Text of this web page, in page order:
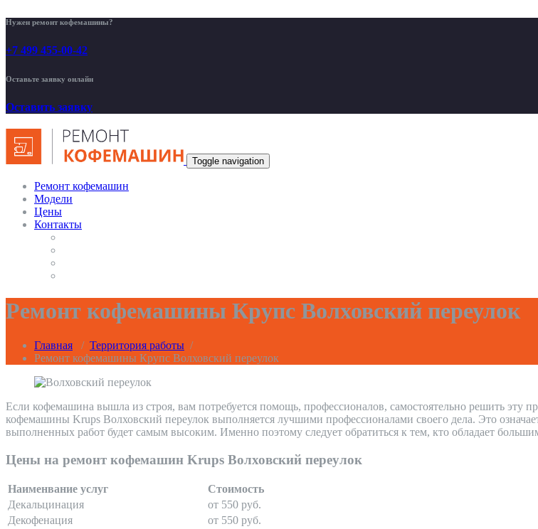
Нужен ремонт кофемашины?
+7 499 455-00-42
Оставьте заявку онлайн
Оставить заявку
Toggle navigation
Ремонт кофемашин
Модели
Цены
Контакты
Ремонт кофемашины Крупс Волховский переулок
Главная / Территория работы /
Ремонт кофемашины Крупс Волховский переулок
Если кофемашина вышла из строя, вам потребуется помощь, профессионалов, самостоятельно решить эту
кофемашины Krups Волховский переулок выполняется лучшими профессионалами своего дела. Это
выполненных работ будет самым высоким. Именно поэтому следует обратиться к тем, кто обладает
Цены на ремонт кофемашин Krups Волховский переулок
Наименвание услуг
Стоимость
Декальцинация
от 550 руб.
Декофенация
от 550 руб.